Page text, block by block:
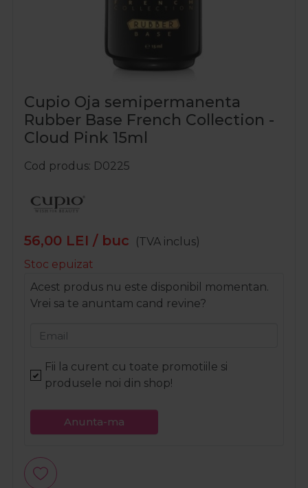
Cupio Oja semipermanenta
Rubber Base French Collection -
Cloud Pink 15ml
Cod produs D0225
56,00 LEI / buc
(TVA inclus)
Stoc epuizat
Acest produs nu este disponibil momentan.
Vrei sa te anuntam cand revine?
Email
Fii la curent cu toate promotiile si
produsele noi din shop!
Anunta-ma